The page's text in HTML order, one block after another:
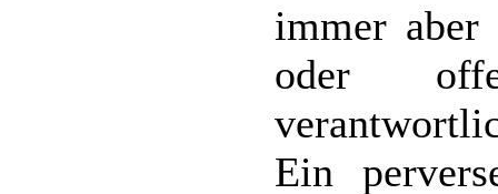
immer aber
oder
Ein